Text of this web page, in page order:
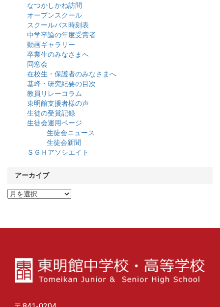
なつかしかね訪問
オープンスクール
スクールバス時刻表
中学卒論の年度受賞者
動画ギャラリー
卒業生のみなさまへ
同窓会
在校生・保護者のみなさまへ
基峰・研究紀要の目次
教員リレーコラム
東明館支援者様の声
生徒の受賞記録
生徒会運用ページ
生徒会ニュース
生徒会新聞
ＳＧＨアソシエイト
アーカイブ
ア